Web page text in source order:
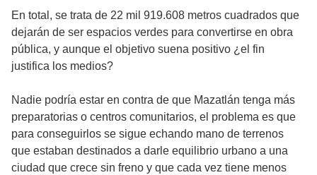
En total, se trata de 22 mil 919.608 metros cuadrados que
dejarán de ser espacios verdes para convertirse en obra
pública, y aunque el objetivo suena positivo ¿el fin
justifica los medios?
Nadie podría estar en contra de que Mazatlán tenga más
preparatorias o centros comunitarios, el problema es que
para conseguirlos se sigue echando mano de terrenos
que estaban destinados a darle equilibrio urbano a una
ciudad que crece sin freno y que cada vez tiene menos